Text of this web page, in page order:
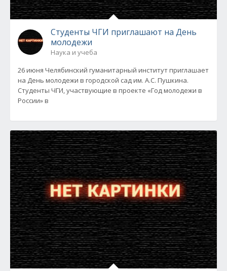
Студенты ЧГИ приглашают на День
молодежи
Наука и учеба
26 июня Челябинский гуманитарный институт приглашает
на День молодежи в городской сад им. А.С. Пушкина.
Студенты ЧГИ, участвующие в проекте «Год молодежи в
России» в